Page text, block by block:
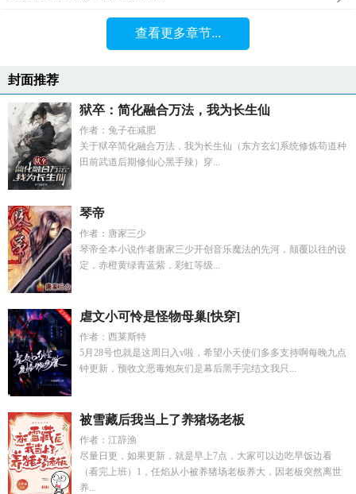
查看更多章节...
封面推荐
狱卒：简化融合万法，我为长生仙
作者：兔子在减肥
关于狱卒简化融合万法，我为长生仙（东方玄幻系统修炼苟道种
田前武道后期修仙心黑手辣）穿...
琴帝
作者：唐家三少
琴帝全本小说作者唐家三少开创音乐魔法的先河，颠覆以往的设
定，赤橙黄绿青蓝紫，彩虹等级...
虐文小可怜是怪物母巢[快穿]
作者：西莱斯特
5月28号也就是这周日入v啦，希望小天使们多多支持啊每晚九点
钟更新，预收文恶毒炮灰们是幕后黑手完结文我只...
被雪藏后我当上了养猪场老板
作者：江辞渔
尽量日更，如果更新，就是早上7点，大家可以边吃早饭边看
（看完上班）1，任焰从小被养猪场老板养大，因老板突然离世
养...